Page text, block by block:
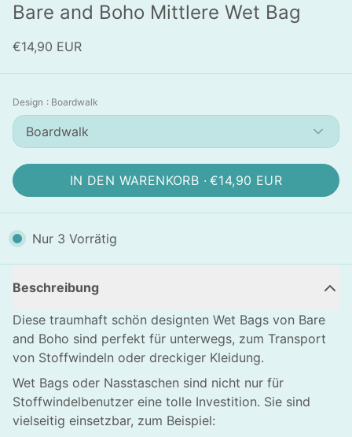
Bare and Boho Mittlere Wet Bag
€14,90 EUR
Design : Boardwalk
Boardwalk
IN DEN WARENKORB · €14,90 EUR
Nur 3 Vorrätig
Beschreibung
Diese traumhaft schön designten Wet Bags von Bare
and Boho sind perfekt für unterwegs, zum Transport
von Stoffwindeln oder dreckiger Kleidung.
Wet Bags oder Nasstaschen sind nicht nur für
Stoffwindelbenutzer eine tolle Investition. Sie sind
vielseitig einsetzbar, zum Beispiel: